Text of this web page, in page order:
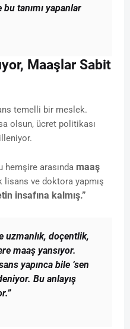
tanımı yapanlar
Maaşlar Sabit
temelli bir meslek.
olsun, ücret politikası
hemşire arasında maaş
lisans ve doktora yapmış
insafına kalmış.”
uzmanlık, doçentlik,
maaş yansıyor.
yapınca bile ‘sen
Bu anlayış